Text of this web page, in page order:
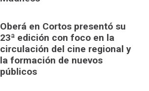
Oberá en Cortos presentó su
23ª edición con foco en la
circulación del cine regional y
la formación de nuevos
públicos